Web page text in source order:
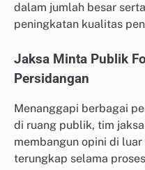
dalam jumlah besar
peningkatan kualitas
Jaksa Minta Publik
Persidangan
Menanggapi berbagai
di ruang publik, tim
membangun opini di
terungkap selama